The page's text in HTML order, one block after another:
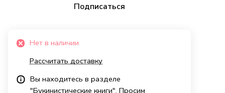
Подписаться
Нет в наличии
Рассчитать доставку
Вы находитесь в разделе
"Букинистические книги". Просим